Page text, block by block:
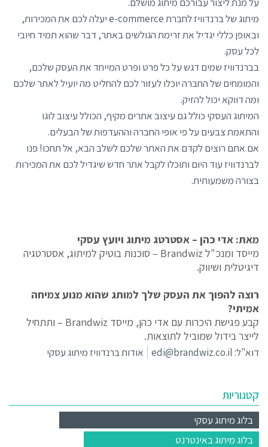
קטגוריות
בלוג מיתוג עסקי
בלוג מיתוג באינטרנט
מיתוג של ברנדוויז לחברת e-commerce יעלה לכם את המכירות,
ובאופן כללי יגדיל את זרימת הגולשים באתר, דבר שהוא תמיד חיובי
לכל עסק.
בברנדוויז שמים דגש על כל פרט ופרט המייחד את העסק שלכם,
והמומחים של החברה יוכלו לעזור לכם להחליט מה יועיל לאתר שלכם
ומה דווקא יכול להזיק.
המיתוג העסקי כולל גם עיצוב אתרים מקיף, הכולל עיצוב לוגו
והתאמת צבעים על פי אופי החברה וההעדפות של הבעלים.
אם אתם רוצים לקדם את האתר שלכם לשלב הבא, אל תחכו! פנו
לברנדוויז עוד היום ותוכלו לקבל אתר חדש שיגדיל לכם את המכירות
בצורה משמעותית.
מאת: אדי כהן – אסטרטג מיתוג ויועץ עסקי
מייסד ומנכ"ל Brandwiz – סוכנות בוטיק למיתוג, אסטרטגיה
דיגיטלית ושיווק.
רוצה להפוך את העסק שלך למותג שהוא מנוע צמיחה
אמיתי?
קבע פגישת היכרות עם אדי כהן, מייסד Brandwiz – ותתחיל
לייצר בידול שמוביל לתוצאות.
דוא"ל: edi@brandwiz.co.il אודות ברנדוויז מיתוג עסקי